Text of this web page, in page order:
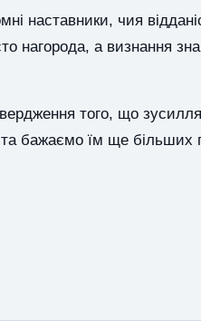
наставники, чия
нагорода, а визнання
того, що
та бажаємо їм ще більших